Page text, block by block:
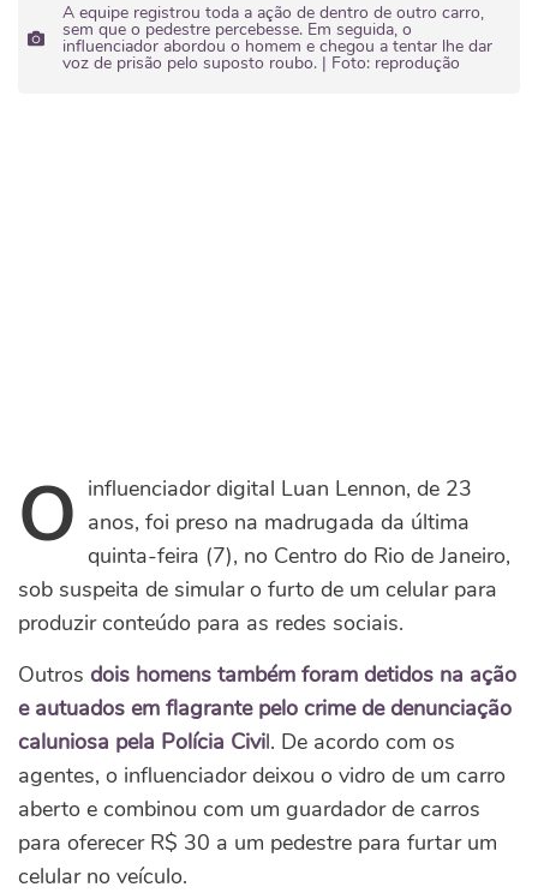
A equipe registrou toda a ação de dentro de outro carro,
sem que o pedestre percebesse. Em seguida, o
influenciador abordou o homem e chegou a tentar lhe dar
voz de prisão pelo suposto roubo. | Foto: reprodução
O influenciador digital Luan Lennon, de 23
anos, foi preso na madrugada da última
quinta-feira (7), no Centro do Rio de Janeiro,
sob suspeita de simular o furto de um celular para
produzir conteúdo para as redes sociais.
Outros dois homens também foram detidos na ação
e autuados em flagrante pelo crime de denunciação
caluniosa pela Polícia Civil. De acordo com os
agentes, o influenciador deixou o vidro de um carro
aberto e combinou com um guardador de carros
para oferecer R$ 30 a um pedestre para furtar um
celular no veículo.